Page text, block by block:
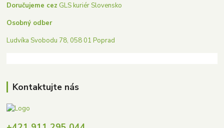
Doručujeme cez GLS kuriér Slovensko
Osobný odber
Ludvíka Svobodu 78, 058 01 Poprad
Kontaktujte nás